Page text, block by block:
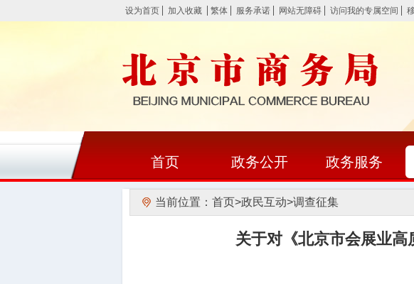
设为首页 加入收藏 繁体 服务承诺 网站无障碍 访问我的专属空间
首页 政务公开 政务服务
当前位置： 首页>政民互动>调查征集
关于对《北京市会展业